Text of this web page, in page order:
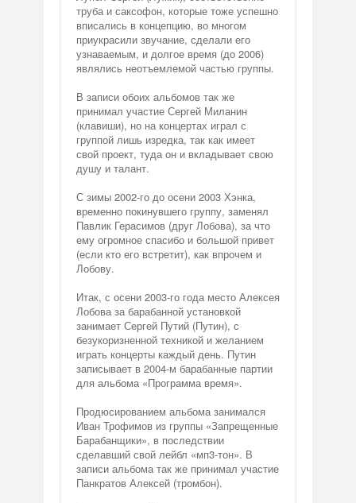
труба и саксофон, которые тоже успешно
вписались в концепцию, во многом
приукрасили звучание, сделали его
узнаваемым, и долгое время (до 2006)
являлись неотъемлемой частью группы.
В записи обоих альбомов так же
принимал участие Сергей Миланин
(клавиши), но на концертах играл с
группой лишь изредка, так как имеет
свой проект, туда он и вкладывает свою
душу и талант.
С зимы 2002-го до осени 2003 Хэнка,
временно покинувшего группу, заменял
Павлик Герасимов (друг Лобова), за что
ему огромное спасибо и большой привет
(если кто его встретит), как впрочем и
Лобову.
Итак, с осени 2003-го года место Алексея
Лобова за барабанной установкой
занимает Сергей Путий (Путин), с
безукоризненной техникой и желанием
играть концерты каждый день. Путин
записывает в 2004-м барабанные партии
для альбома «Программа время».
Продюсированием альбома занимался
Иван Трофимов из группы «Запрещенные
Барабанщики», в последствии
сделавший свой лейбл «мп3-тон». В
записи альбома так же принимал участие
Панкратов Алексей (тромбон).